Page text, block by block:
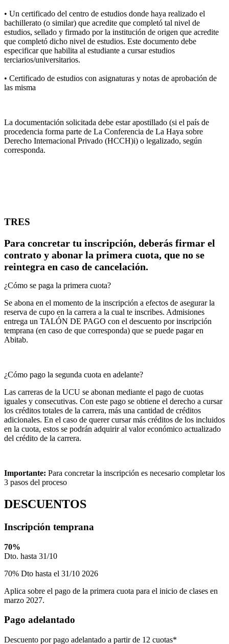
• Un certificado del centro de estudios donde haya realizado el
bachillerato (o similar) que acredite que completó tal nivel de
estudios, sellado y firmado por la institución de origen que acredite
que completó dicho nivel de estudios. Este documento debe
especificar que habilita al estudiante a cursar estudios
terciarios/universitarios.
• Certificado de estudios con asignaturas y notas de aprobación de
las misma
La documentación solicitada debe estar apostillado (si el país de
procedencia forma parte de La Conferencia de La Haya sobre
Derecho Internacional Privado (HCCH)i) o legalizado, según
corresponda.
TRES
Para concretar tu inscripción, deberás firmar el
contrato y abonar la primera cuota, que no se
reintegra en caso de cancelación.
¿Cómo se paga la primera cuota?
Se abona en el momento de la inscripción a efectos de asegurar la
reserva de cupo en la carrera a la cual te inscribes. Admisiones
entrega un TALÓN DE PAGO con el descuento por inscripción
temprana (en caso de que corresponda) que se puede pagar en
Abitab.
¿Cómo pago la segunda cuota en adelante?
Las carreras de la UCU se abonan mediante el pago de cuotas
iguales y consecutivas. Con este pago se obtiene el derecho a cursar
los créditos totales de la carrera, más una cantidad de créditos
adicionales. En el caso de querer cursar más créditos de los incluidos
en la cuota, estos se podrán adquirir al valor económico actualizado
del crédito de la carrera.
Importante: Para concretar la inscripción es necesario completar los
3 pasos del proceso
DESCUENTOS
Inscripción temprana
70%
Dto. hasta 31/10
70% Dto hasta el 31/10 2026
Aplica sobre el pago de la primera cuota para el inicio de clases en
marzo 2027.
Pago adelantado
Descuento por pago adelantado a partir de 12 cuotas*